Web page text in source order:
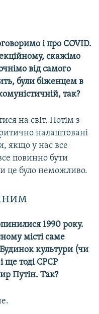
і про COVID.
скажімо
від самого
були біженцем в
так?
на світ. Потім з
налаштовані
якщо у нас все
повинно бути
це було неможливо.
1990 року.
місті саме
культури (чи
ще тоді СРСР
Путін. Так?